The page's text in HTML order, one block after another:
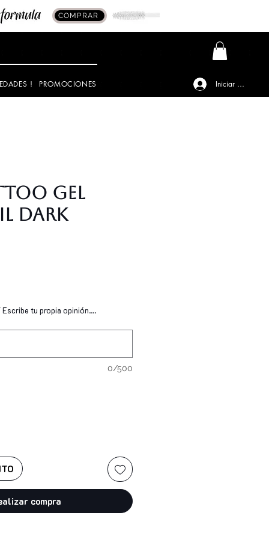
COMPRAR
! PROMOCIONES Iniciar sesión
Gel
Dark
tu propia opinión....
0/500
compra